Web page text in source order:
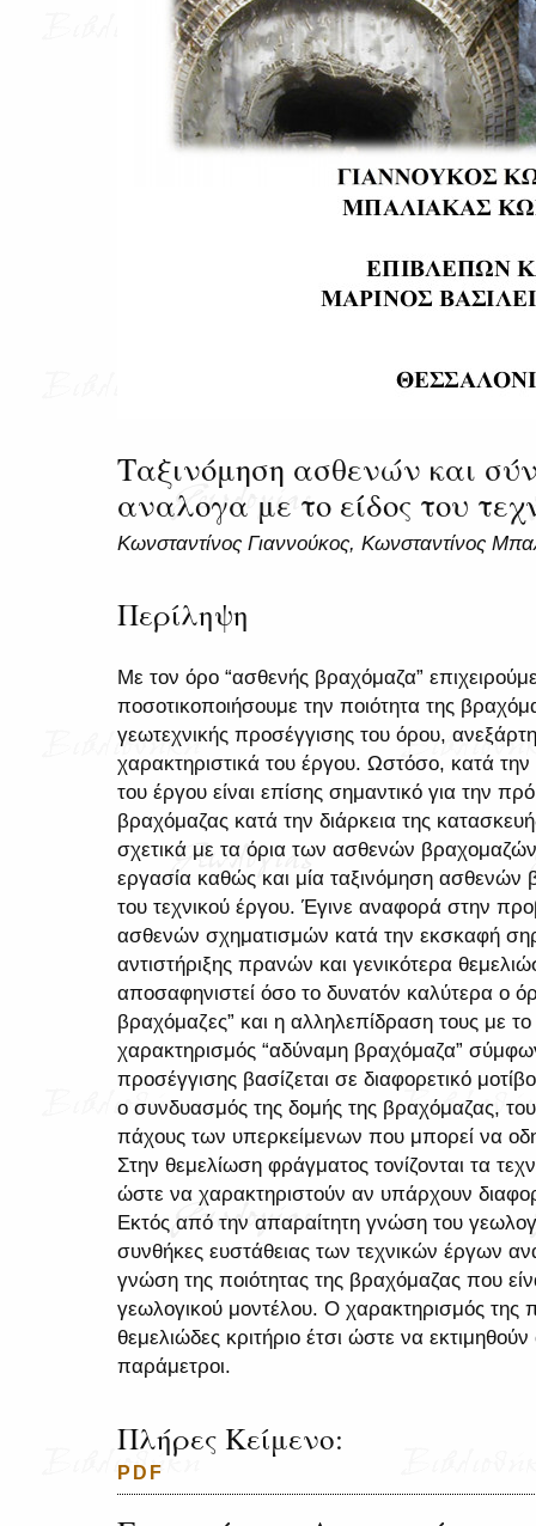
Ταξινόμηση ασθενών και
αναλογα με το είδος του
Κωνσταντίνος Γιαννούκος, Κωνσταντίνος
Περίληψη
Με τον όρο “ασθενής βραχόμαζα”
ποσοτικοποιήσουμε την ποιότητα της
γεωτεχνικής προσέγγισης του όρου,
χαρακτηριστικά του έργου. Ωστόσο, κατά
του έργου είναι επίσης σημαντικό για την
βραχόμαζας κατά την διάρκεια της
σχετικά με τα όρια των ασθενών
εργασία καθώς και μία ταξινόμηση ασθενών
του τεχνικού έργου. Έγινε αναφορά στην
ασθενών σχηματισμών κατά την εκσκαφή
αντιστήριξης πρανών και γενικότερα
αποσαφηνιστεί όσο το δυνατόν καλύτερα ο
βραχόμαζες” και η αλληλεπίδραση τους με
χαρακτηρισμός “αδύναμη βραχόμαζα”
προσέγγισης βασίζεται σε διαφορετικό
ο συνδυασμός της δομής της βραχόμαζας,
πάχους των υπερκείμενων που μπορεί να
Στην θεμελίωση φράγματος τονίζονται τα
ώστε να χαρακτηριστούν αν υπάρχουν
Εκτός από την απαραίτητη γνώση του
συνθήκες ευστάθειας των τεχνικών έργων
γνώση της ποιότητας της βραχόμαζας που
γεωλογικού μοντέλου. Ο χαρακτηρισμός της
θεμελιώδες κριτήριο έτσι ώστε να εκτιμηθούν
παράμετροι.
Πλήρες Κείμενο:
PDF